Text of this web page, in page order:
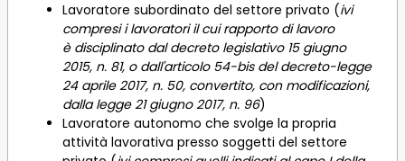
Lavoratore subordinato del settore privato (ivi
compresi i lavoratori il cui rapporto di lavoro
è disciplinato dal decreto legislativo 15 giugno
2015, n. 81, o dall'articolo 54-bis del decreto-legge
24 aprile 2017, n. 50, convertito, con modificazioni,
dalla legge 21 giugno 2017, n. 96)
Lavoratore autonomo che svolge la propria
attività lavorativa presso soggetti del settore